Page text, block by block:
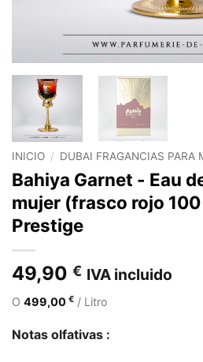
INICIO / DUBAI FRAGANCIAS PARA
Bahiya Garnet - Eau
mujer (frasco rojo
Prestige
49,90 € IVA incluido
O 499,00 € / Litro
Notas olfativas :